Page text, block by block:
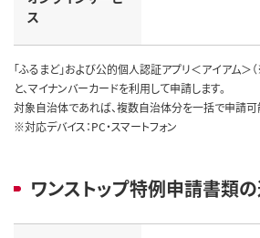
ス
「ふるまど」および公的個人認証アプリ＜アイアム＞
と、マイナンバーカードを利用して申請します。
対象自治体であれば、複数自治体分を一括で申請可
※対応デバイス：PC・スマートフォン
ワンストップ特例申請書類